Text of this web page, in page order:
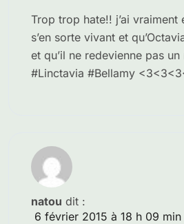
Trop trop hate!! j’ai vraiment
s’en sorte vivant et
et qu’il ne redevienne pas un
#Linctavia #Bellamy
natou dit :
6 février 2015 à 18 h 09 min